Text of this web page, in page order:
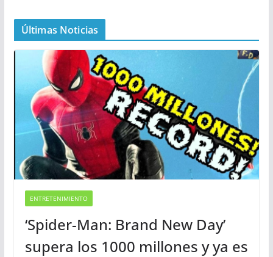
Últimas Noticias
ENTRETENIMIENTO
‘Spider-Man: Brand New Day’
supera los 1000 millones y ya es